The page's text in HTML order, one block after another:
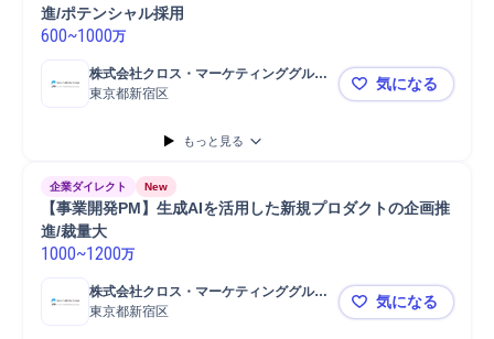
進/ポテンシャル採用
600~1000万
株式会社クロス・マーケティンググルー
プ
東京都新宿区 【事業開発
気になる
もっと見る
企業ダイレクト New
【事業開発PM】生成AIを活用した新規プロダクトの企画推
進/裁量大
1000~1200万
株式会社クロス・マーケティンググルー
プ
東京都新宿区 【事業開発
気になる